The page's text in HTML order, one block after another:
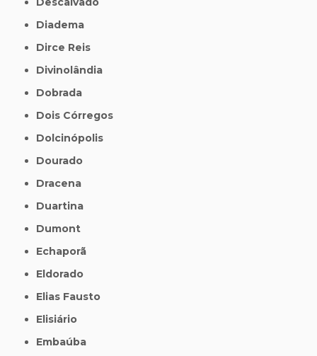
Diadema
Dirce Reis
Divinolândia
Dobrada
Dois Córregos
Dolcinópolis
Dourado
Dracena
Duartina
Dumont
Echaporã
Eldorado
Elias Fausto
Elisiário
Embaúba